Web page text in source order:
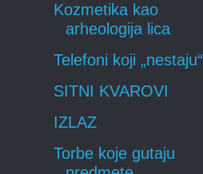
Kozmetika kao
arheologija lica
Telefoni koji „nestaju“
SITNI KVAROVI
IZLAZ
Torbe koje gutaju